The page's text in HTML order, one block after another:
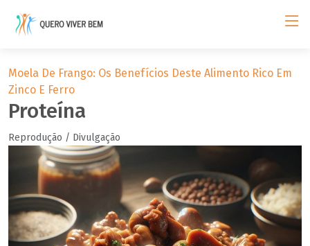
Moela De Frango: Os Benefícios Deste Alimento Rico Em
Zinco E Ferro
Proteína
Reprodução / Divulgação